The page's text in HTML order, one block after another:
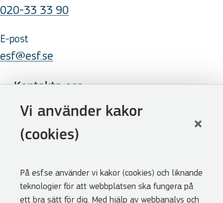
Vi använder kakor
(cookies)
På esf.se använder vi kakor (cookies) och liknande
teknologier för att webbplatsen ska fungera på
ett bra sätt för dig. Med hjälp av webbanalys och
020-33 33 90
E-post
esf@esf.se
Kontakta oss
Följ oss
LinkedIn
Nyhetsbrev
Genvägar